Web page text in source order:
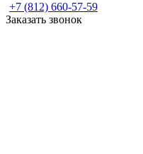
+7 (812) 660-57-59
Заказать звонок